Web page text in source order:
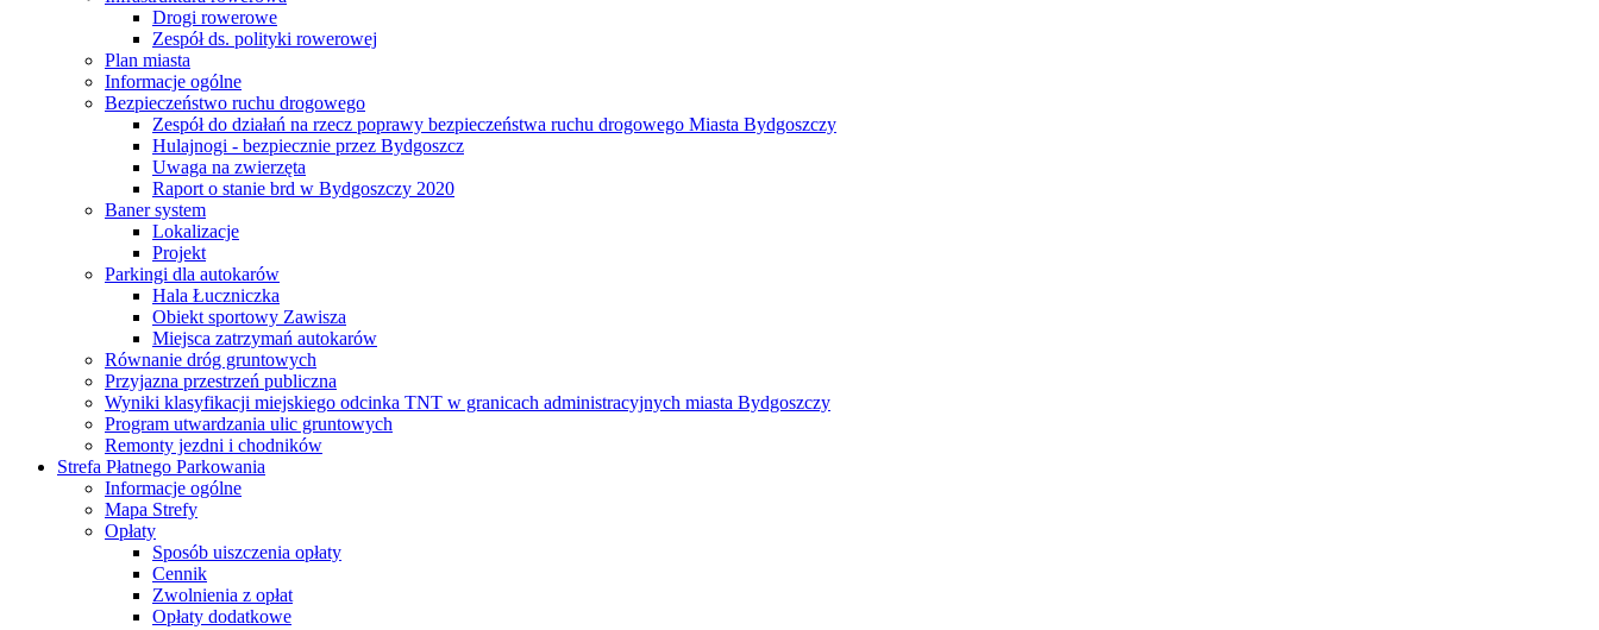
Drogi rowerowe
Zespół ds. polityki rowerowej
Plan miasta
Informacje ogólne
Bezpieczeństwo ruchu drogowego
Zespół do działań na rzecz poprawy bezpieczeństwa ruchu drogowego Miasta Bydgoszczy
Hulajnogi - bezpiecznie przez Bydgoszcz
Uwaga na zwierzęta
Raport o stanie brd w Bydgoszczy 2020
Baner system
Lokalizacje
Projekt
Parkingi dla autokarów
Hala Łuczniczka
Obiekt sportowy Zawisza
Miejsca zatrzymań autokarów
Równanie dróg gruntowych
Przyjazna przestrzeń publiczna
Wyniki klasyfikacji miejskiego odcinka TNT w granicach administracyjnych miasta Bydgoszczy
Program utwardzania ulic gruntowych
Remonty jezdni i chodników
Strefa Płatnego Parkowania
Informacje ogólne
Mapa Strefy
Opłaty
Sposób uiszczenia opłaty
Cennik
Zwolnienia z opłat
Opłaty dodatkowe